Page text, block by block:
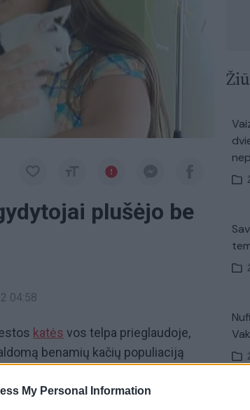
My Personal Information
plušėjo be
04:58
katės vos telpa prieglaudoje,
benamių kačių populiaciją
globojamas kates, kurias